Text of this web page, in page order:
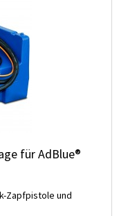
für AdBlue®
Zapfpistole und